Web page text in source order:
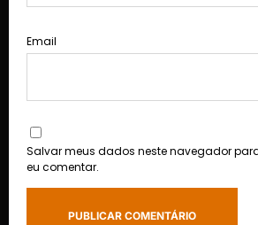
Email
Salvar meus dados neste navegador
eu comentar.